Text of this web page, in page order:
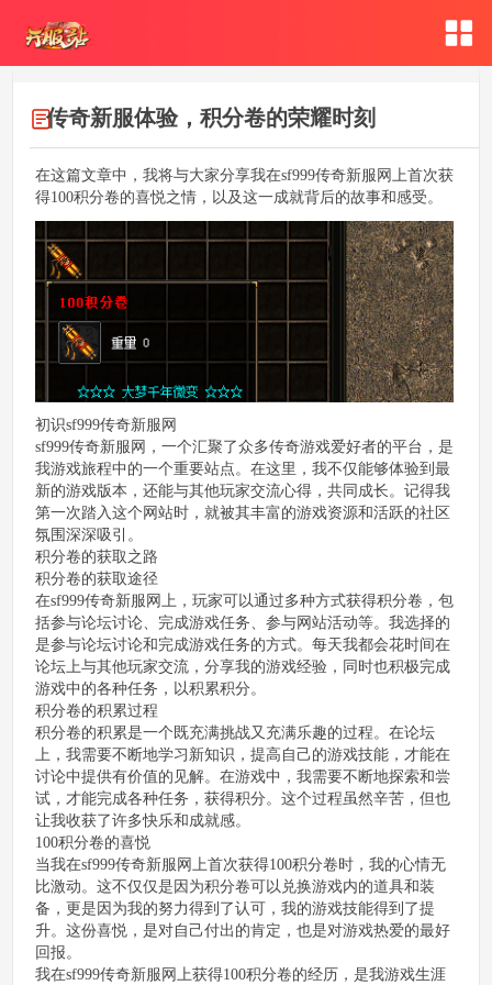
传奇新服体验，积分卷的荣耀时刻
在这篇文章中，我将与大家分享我在sf999传奇新服网上首次获
得100积分卷的喜悦之情，以及这一成就背后的故事和感受。
初识sf999传奇新服网
sf999传奇新服网，一个汇聚了众多传奇游戏爱好者的平台，是
我游戏旅程中的一个重要站点。在这里，我不仅能够体验到最
新的游戏版本，还能与其他玩家交流心得，共同成长。记得我
第一次踏入这个网站时，就被其丰富的游戏资源和活跃的社区
氛围深深吸引。
积分卷的获取之路
积分卷的获取途径
在sf999传奇新服网上，玩家可以通过多种方式获得积分卷，包
括参与论坛讨论、完成游戏任务、参与网站活动等。我选择的
是参与论坛讨论和完成游戏任务的方式。每天我都会花时间在
论坛上与其他玩家交流，分享我的游戏经验，同时也积极完成
游戏中的各种任务，以积累积分。
积分卷的积累过程
积分卷的积累是一个既充满挑战又充满乐趣的过程。在论坛
上，我需要不断地学习新知识，提高自己的游戏技能，才能在
讨论中提供有价值的见解。在游戏中，我需要不断地探索和尝
试，才能完成各种任务，获得积分。这个过程虽然辛苦，但也
让我收获了许多快乐和成就感。
100积分卷的喜悦
当我在sf999传奇新服网上首次获得100积分卷时，我的心情无
比激动。这不仅仅是因为积分卷可以兑换游戏内的道具和装
备，更是因为我的努力得到了认可，我的游戏技能得到了提
升。这份喜悦，是对自己付出的肯定，也是对游戏热爱的最好
回报。
我在sf999传奇新服网上获得100积分卷的经历，是我游戏生涯